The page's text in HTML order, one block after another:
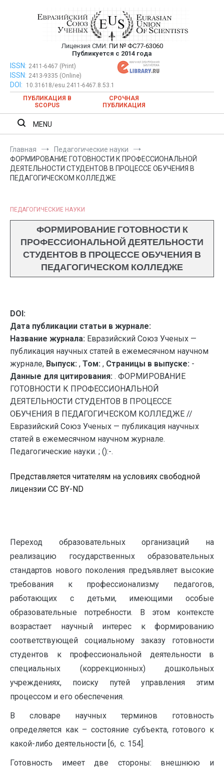
Евразийский Союз Ученых —
публикация научных статей в
ежемесячном научном журнале
Лицензия СМИ: ПИ № ФС77-63060
Публикуется с 2014 года
Евразийский Союз Ученых — публикация научных статей в
ежемесячном научном журнале
ISSN: 2411-6467 (Print)
ISSN: 2413-9335 (Online)
DOI:
10.31618/esu.2411-6467.8.53.1
ПУБЛИКАЦИЯ В
SCOPUS
СРОЧНАЯ
ПУБЛИКАЦИЯ
MENU
Главная
Педагогические науки
ФОРМИРОВАНИЕ ГОТОВНОСТИ К ПРОФЕССИОНАЛЬНОЙ
ДЕЯТЕЛЬНОСТИ СТУДЕНТОВ В ПРОЦЕССЕ ОБУЧЕНИЯ В
ПЕДАГОГИЧЕСКОМ КОЛЛЕДЖЕ
ПЕДАГОГИЧЕСКИЕ НАУКИ
ФОРМИРОВАНИЕ ГОТОВНОСТИ К
ПРОФЕССИОНАЛЬНОЙ ДЕЯТЕЛЬНОСТИ
СТУДЕНТОВ В ПРОЦЕССЕ ОБУЧЕНИЯ В
ПЕДАГОГИЧЕСКОМ КОЛЛЕДЖЕ
DOI:
Дата публикации статьи в журнале:
Название журнала: Евразийский Союз Ученых —
публикация научных статей в ежемесячном научном
журнале, Выпуск: , Том: , Страницы в выпуске: -
Данные для цитирования: . ФОРМИРОВАНИЕ
ГОТОВНОСТИ К ПРОФЕССИОНАЛЬНОЙ
ДЕЯТЕЛЬНОСТИ СТУДЕНТОВ В ПРОЦЕССЕ
ОБУЧЕНИЯ В ПЕДАГОГИЧЕСКОМ КОЛЛЕДЖЕ //
Евразийский Союз Ученых — публикация научных
статей в ежемесячном научном журнале.
Педагогические науки. ; ():-.
Представляется читателям на условиях свободной
лицензии CC BY-ND
Переход образовательных организаций на
реализацию государственных образовательных
стандартов нового поколения предъявляет высокие
требования к профессионализму педагогов,
работающих с детьми, имеющими особые
образовательные потребности. В этом контексте
возрастает научный интерес к формированию
соответствующей социальному заказу готовности
студентов к профессиональной деятельности в
специальных (коррекционных) дошкольных
учреждениях, поиску путей управления этим
процессом и его обеспечения.
В словаре научных терминов готовность
определяется как – состояние субъекта, готового к
какой-либо деятельности [6, с. 154].
Готовность имеет две стороны: внешнюю и